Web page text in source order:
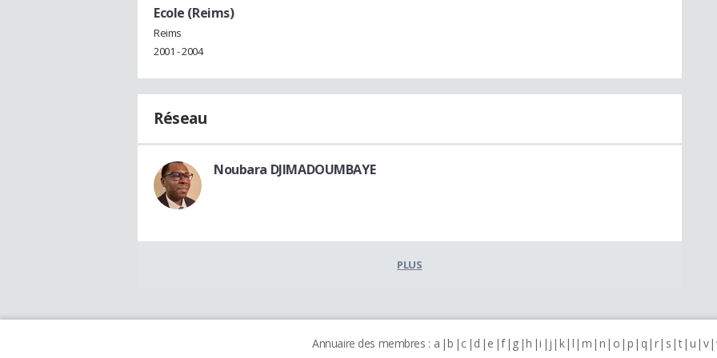
Ecole (Reims)
Reims
2001 - 2004
Réseau
Noubara DJIMADOUMBAYE
PLUS
Annuaire des membres : a b c d e f g h i j k l m n o p q r s t u v